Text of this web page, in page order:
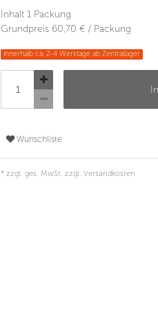
Inhalt 1 Packung
Grundpreis 60,70 € / Packung
innerhalb ca. 2-4 Werktage ab Zentrallager
Wunschliste
* zzgl. ges. MwSt. zzgl. Versandkosten